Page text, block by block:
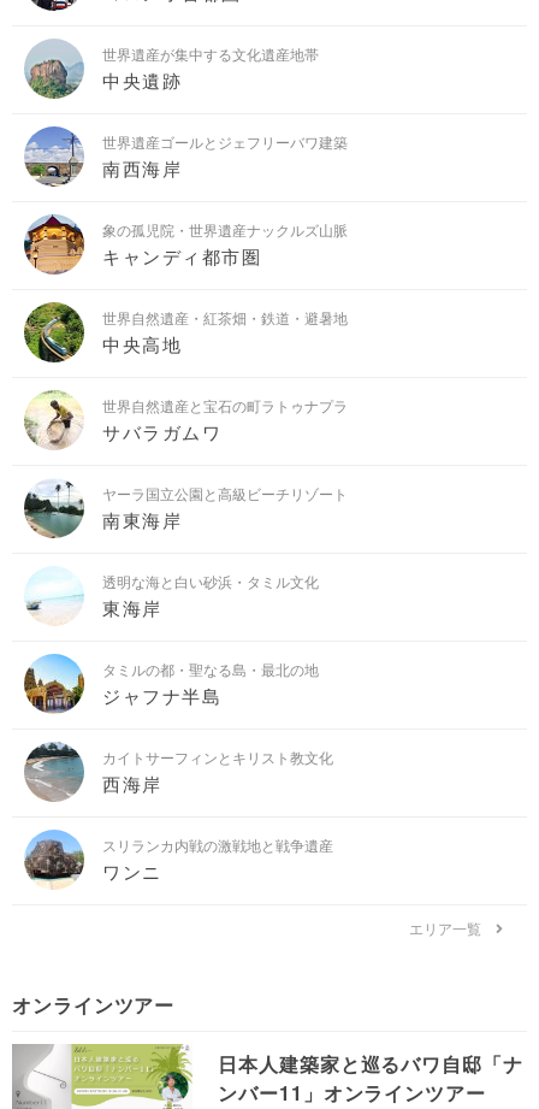
世界遺産が集中する文化遺産地帯
中央遺跡
世界遺産ゴールとジェフリーバワ建築
南西海岸
象の孤児院・世界遺産ナックルズ山脈
キャンディ都市圏
世界自然遺産・紅茶畑・鉄道・避暑地
中央高地
世界自然遺産と宝石の町ラトゥナプラ
サバラガムワ
ヤーラ国立公園と高級ビーチリゾート
南東海岸
透明な海と白い砂浜・タミル文化
東海岸
タミルの都・聖なる島・最北の地
ジャフナ半島
カイトサーフィンとキリスト教文化
西海岸
スリランカ内戦の激戦地と戦争遺産
ワンニ
エリア一覧
オンラインツアー
日本人建築家と巡るバワ自邸「ナ
ンバー11」オンラインツアー